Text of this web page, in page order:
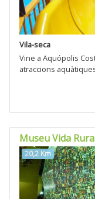
Vila-seca
Vine a Aquópolis
atraccions
Museu Vida
20,2 Km